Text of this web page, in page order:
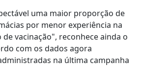
uma maior proporção de
por menor experiência na
vacinação", reconhece ainda o
com os dados agora
na última campanha